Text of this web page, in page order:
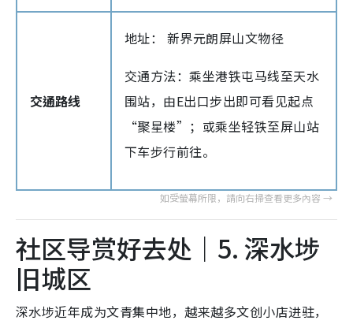
交通路线
地址： 新界元朗屏山文物径
交通方法：乘坐港铁屯马线至天水
围站，由E出口步出即可看见起点
“聚星楼”；或乘坐轻铁至屏山站
下车步行前往。
社区导赏好去处｜5. 深水埗
旧城区
深水埗近年成为文青集中地，越来越多文创小店进驻，